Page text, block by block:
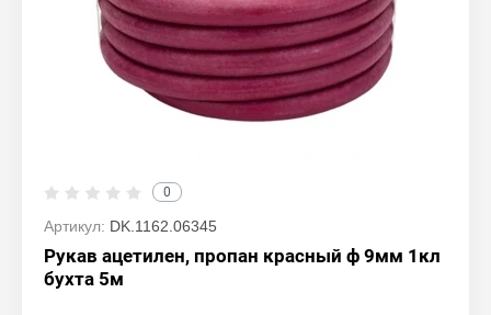
0
Артикул: DK.1162.06345
Рукав ацетилен, пропан красный ф 9мм 1кл
бухта 5м